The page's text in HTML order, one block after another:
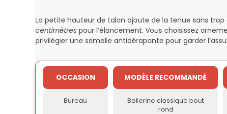
La petite hauteur de talon ajoute de la tenue sans
centimètres pour l’élancement. Vous choisissez
privilégier une semelle antidérapante pour garder
OCCASION MODÈLE RECOMMANDÉ
Bureau
Ballerine classique bout
rond